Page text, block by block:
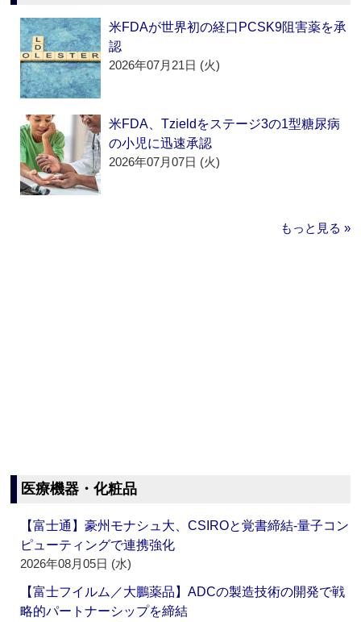
米FDAが世界初の経口PCSK9阻害薬を承
認
2026年07月21日 (火)
米FDA、Tzieldをステージ3の1型糖尿病
の小児に迅速承認
2026年07月07日 (火)
もっと見る »
医療機器・化粧品
【富士通】豪州モナシュ大、CSIROと覚書締結‐量子コン
ピューティングで連携強化
2026年08月05日 (水)
【富士フイルム／大鵬薬品】ADCの製造技術の開発で戦
略的パートナーシップを締結